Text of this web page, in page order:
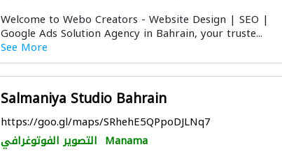
Welcome to Webo Creators - Website Design | SEO |
Google Ads Solution Agency in Bahrain, your truste...
See More
Salmaniya Studio Bahrain
https://goo.gl/maps/SRhehE5QPpoDJLNq7
التصوير الفوتوغرافي Manama